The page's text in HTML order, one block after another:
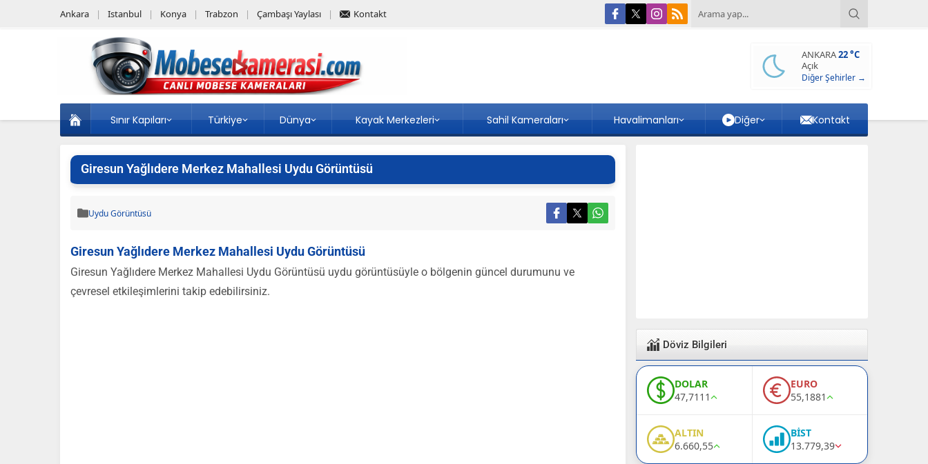
Ankara Istanbul Konya Trabzon Çambaşı Yaylası Kontakt
ANKARA22 °C
Açık
Diğer Şehirler →
Sınır Kapıları Türkiye Dünya Kayak Merkezleri Sahil Kameraları Havalimanları Diğer Kontakt
Giresun Yağlıdere Merkez Mahallesi Uydu Görüntüsü
Uydu Görüntüsü
Giresun Yağlıdere Merkez Mahallesi Uydu Görüntüsü
Giresun Yağlıdere Merkez Mahallesi Uydu Görüntüsü uydu görüntüsüyle o bölgenin güncel durumunu ve
çevresel etkileşimlerini takip edebilirsiniz.
Döviz Bilgileri
DOLAR
47,7111
EURO
55,1881
ALTIN
6.660,55
BİST
13.779,39